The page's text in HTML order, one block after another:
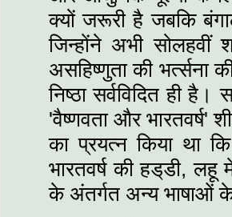
क्‍यों जरूरी है जबकि
जिन्‍होंने अभी सोलहवीं
असहिष्‍णुता की भर्त्‍सना
निष्‍ठा सर्वविदित ही
'वैष्‍णवता और भारतवर्ष'
का प्रयत्‍न किया था
भारतवर्ष की हड्​डी, लहू
के अंतर्गत अन्‍य भाषाओं के